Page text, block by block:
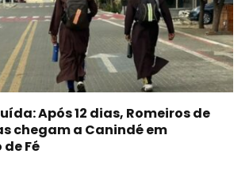
Após 12 dias, Romeiros de
chegam a Canindé em
Fé